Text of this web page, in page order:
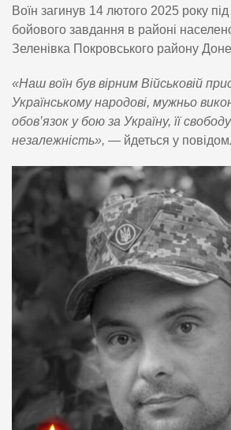
Воїн загинув 14 лютого 2025 року
бойового завдання в районі
Зеленівка Покровського району
«Наш воїн був вірним Військовій
Українському народові, мужньо
обов’язок у бою за Україну, її
незалежність», — йдеться у